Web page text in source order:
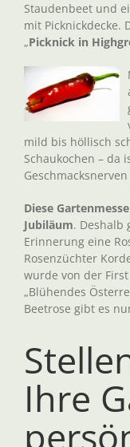
Staudenbeet und
mit Picknickdecke.
„Picknick in
mild bis höllisch
Schaukochen – da
Diese
Jubiläum. Deshalb
Erinnerung eine
Rosenzüchter
wurde von der
„Blühendes
Beetrose gibt es
Ihre